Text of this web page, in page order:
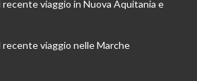
recente viaggio in Nuova Aquitania e
recente viaggio nelle Marche